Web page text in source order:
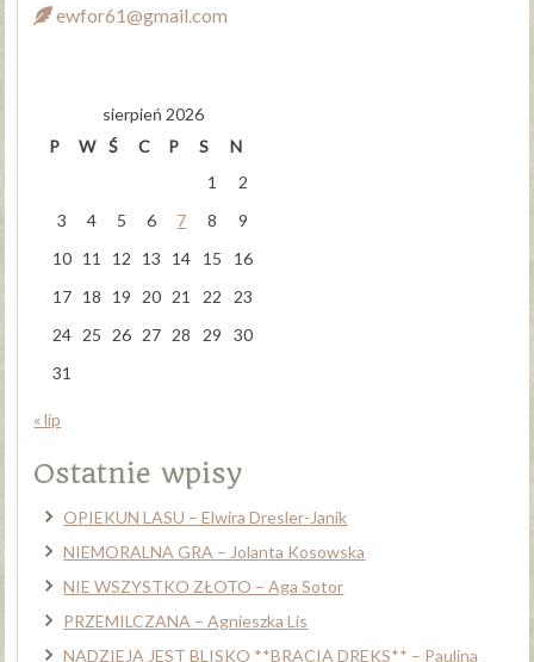
ewfor61@gmail.com
sierpień 2026
P
W Ś C P S
N
1
2
3
4 5 6 7 8
9
10 11 12 13 14 15
16
17 18 19 20 21 22
23
24 25 26 27 28 29
30
31
« lip
Ostatnie wpisy
OPIEKUN LASU – Elwira Dresler-Janik
NIEMORALNA GRA – Jolanta Kosowska
NIE WSZYSTKO ZŁOTO – Aga Sotor
PRZEMILCZANA – Agnieszka Lis
NADZIEJA JEST BLISKO **BRACIA DREKS** – Paulina